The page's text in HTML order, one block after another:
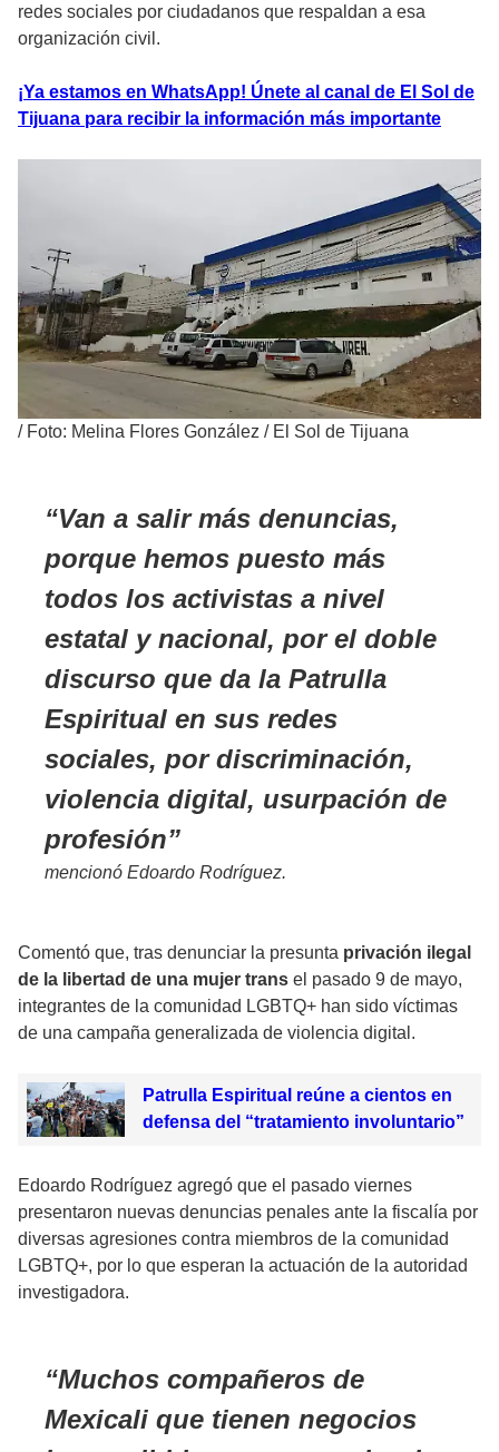
redes sociales por ciudadanos que respaldan a esa
organización civil.
¡Ya estamos en WhatsApp! Únete al canal de El Sol de
Tijuana para recibir la información más importante
/ Foto: Melina Flores González / El Sol de Tijuana
Van a salir más denuncias,
porque hemos puesto más
todos los activistas a nivel
estatal y nacional, por el doble
discurso que da la Patrulla
Espiritual en sus redes
sociales, por discriminación,
violencia digital, usurpación de
profesión
mencionó Edoardo Rodríguez.
Comentó que, tras denunciar la presunta privación ilegal
de la libertad de una mujer trans el pasado 9 de mayo,
integrantes de la comunidad LGBTQ+ han sido víctimas
de una campaña generalizada de violencia digital.
Patrulla Espiritual reúne a cientos en
defensa del “tratamiento involuntario”
Edoardo Rodríguez agregó que el pasado viernes
presentaron nuevas denuncias penales ante la fiscalía por
diversas agresiones contra miembros de la comunidad
LGBTQ+, por lo que esperan la actuación de la autoridad
investigadora.
Muchos compañeros de
Mexicali que tienen negocios